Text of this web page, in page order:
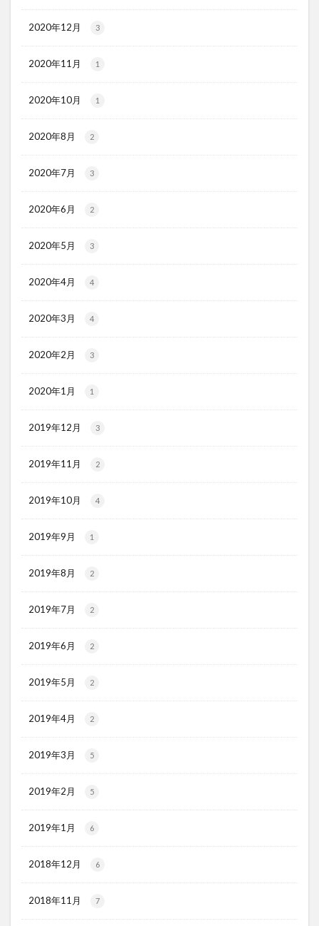
2020年12月 3
2020年11月 1
2020年10月 1
2020年8月 2
2020年7月 3
2020年6月 2
2020年5月 3
2020年4月 4
2020年3月 4
2020年2月 3
2020年1月 1
2019年12月 3
2019年11月 2
2019年10月 4
2019年9月 1
2019年8月 2
2019年7月 2
2019年6月 2
2019年5月 2
2019年4月 2
2019年3月 5
2019年2月 5
2019年1月 6
2018年12月 6
2018年11月 7